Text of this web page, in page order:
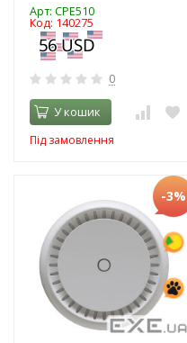
Арт: CPE510
Код: 140275
0
У кошик
Під замовлення
-3%